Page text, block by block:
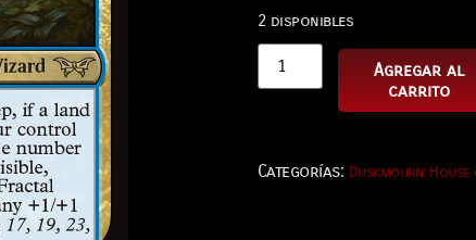
2 disponibles
Agregar al
carrito
Categorías: Duskmourn: